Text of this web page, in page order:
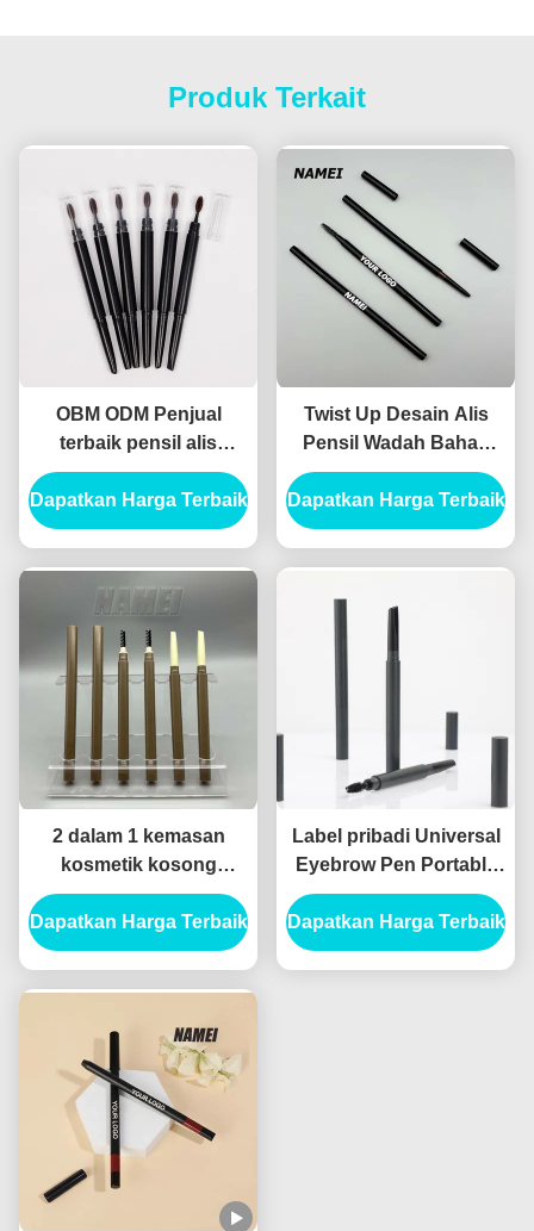
Produk Terkait
OBM ODM Penjual
terbaik pensil alis
kosong yang ramping
Kontainer Pensil alis
kosong yang ramping
Dapatkan Harga Terbaik
Twist Up Desain Alis
Pensil Wadah Bahan
ABS Formula Otomatis
Dapatkan Harga Terbaik
2 dalam 1 kemasan
kosmetik kosong
Kontainer tabung alis
kosong Kontainer
tabung Eyeliner kosong
Dapatkan Harga Terbaik
Label pribadi Universal
Eyebrow Pen Portable
Brow Makeup Pen Tube
Double Ended Eyebrow
Pencil Custom Eyebrow
Dapatkan Harga Terbaik